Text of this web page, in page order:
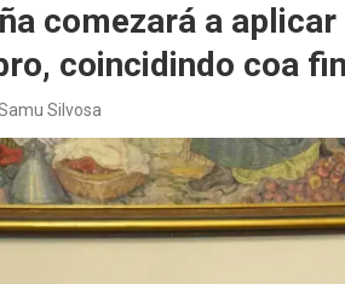
comezará a
coincidindo coa
Silvosa